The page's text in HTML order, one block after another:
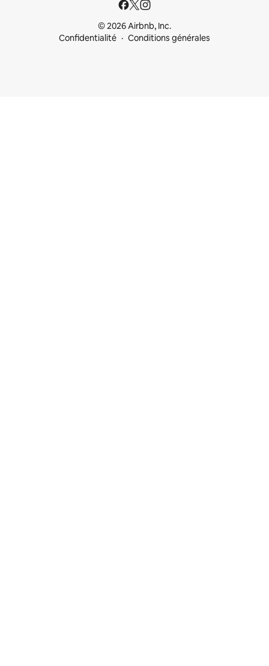
© 2026 Airbnb, Inc.
Confidentialité
Conditions générales